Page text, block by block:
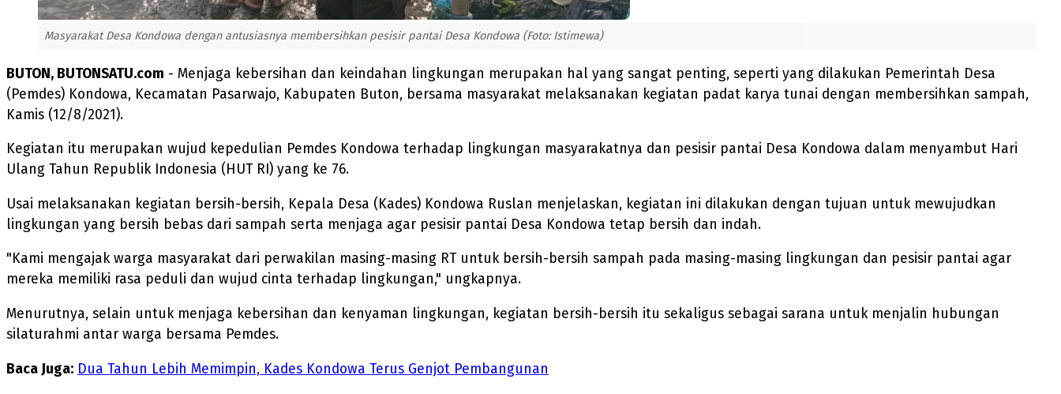
Masyarakat Desa Kondowa dengan antusiasnya membersihkan pesisir pantai Desa Kondowa (Foto: Istimewa)
BUTON, BUTONSATU.com - Menjaga kebersihan dan keindahan lingkungan merupakan hal yang sangat penting, seperti yang dilakukan Pemerintah Desa
(Pemdes) Kondowa, Kecamatan Pasarwajo, Kabupaten Buton, bersama masyarakat melaksanakan kegiatan padat karya tunai dengan membersihkan sampah,
Kamis (12/8/2021).
Kegiatan itu merupakan wujud kepedulian Pemdes Kondowa terhadap lingkungan masyarakatnya dan pesisir pantai Desa Kondowa dalam menyambut Hari
Ulang Tahun Republik Indonesia (HUT RI) yang ke 76.
Usai melaksanakan kegiatan bersih-bersih, Kepala Desa (Kades) Kondowa Ruslan menjelaskan, kegiatan ini dilakukan dengan tujuan untuk mewujudkan
lingkungan yang bersih bebas dari sampah serta menjaga agar pesisir pantai Desa Kondowa tetap bersih dan indah.
"Kami mengajak warga masyarakat dari perwakilan masing-masing RT untuk bersih-bersih sampah pada masing-masing lingkungan dan pesisir pantai agar
mereka memiliki rasa peduli dan wujud cinta terhadap lingkungan," ungkapnya.
Menurutnya, selain untuk menjaga kebersihan dan kenyaman lingkungan, kegiatan bersih-bersih itu sekaligus sebagai sarana untuk menjalin hubungan
silaturahmi antar warga bersama Pemdes.
Baca Juga: Dua Tahun Lebih Memimpin, Kades Kondowa Terus Genjot Pembangunan